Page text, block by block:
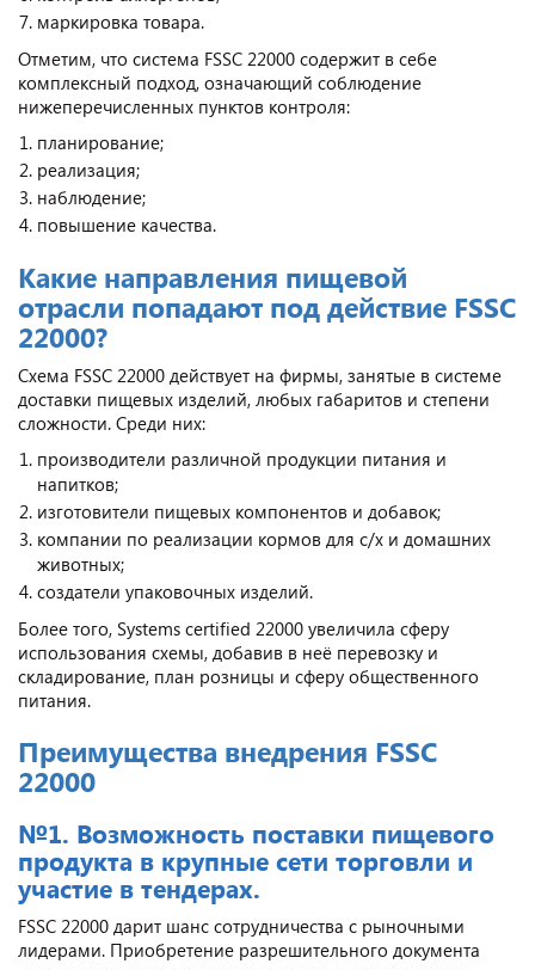
маркировка товара.
Отметим, что система FSSC 22000 содержит в себе
комплексный подход, означающий соблюдение
нижеперечисленных пунктов контроля:
планирование;
реализация;
наблюдение;
повышение качества.
Какие направления пищевой
отрасли попадают под действие FSSC
22000?
Схема FSSC 22000 действует на фирмы, занятые в системе
доставки пищевых изделий, любых габаритов и степени
сложности. Среди них:
производители различной продукции питания и
напитков;
изготовители пищевых компонентов и добавок;
компании по реализации кормов для с/х и домашних
животных;
создатели упаковочных изделий.
Более того, Systems certified 22000 увеличила сферу
использования схемы, добавив в неё перевозку и
складирование, план розницы и сферу общественного
питания.
Преимущества внедрения FSSC
22000
№1. Возможность поставки пищевого
продукта в крупные сети торговли и
участие в тендерах.
FSSC 22000 дарит шанс сотрудничества с рыночными
лидерами. Приобретение разрешительного документа